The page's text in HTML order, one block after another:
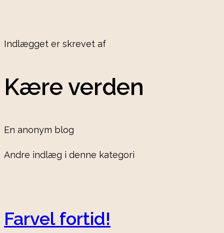
Indlægget er skrevet af
Kære verden
En anonym blog
Andre indlæg i denne kategori
Farvel fortid!